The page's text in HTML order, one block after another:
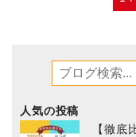
人気の投稿
【徹底